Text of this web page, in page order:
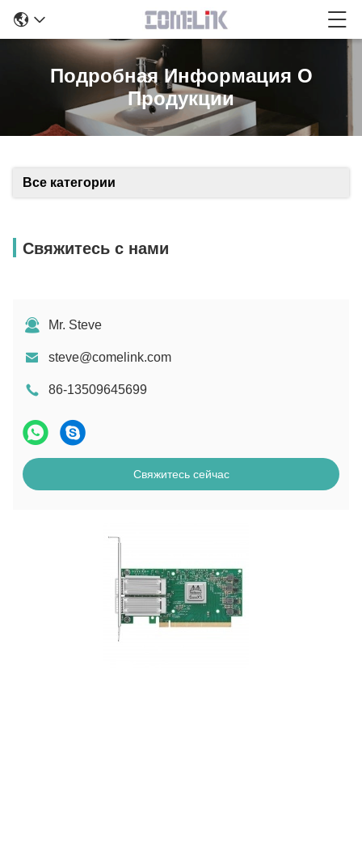
Подробная Информация О
Продукции
Все категории
Свяжитесь с нами
Mr. Steve
steve@comelink.com
86-13509645699
Свяжитесь сейчас